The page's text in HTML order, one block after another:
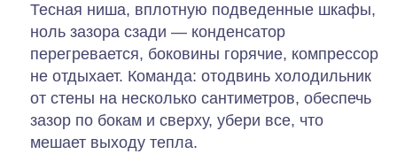
Тесная ниша, вплотную подведенные шкафы,
ноль зазора сзади — конденсатор
перегревается, боковины горячие, компрессор
не отдыхает. Команда: отодвинь холодильник
от стены на несколько сантиметров, обеспечь
зазор по бокам и сверху, убери все, что
мешает выходу тепла.